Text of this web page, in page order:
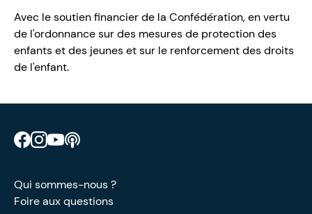
Avec le soutien financier de la Confédération, en vertu
de l'ordonnance sur des mesures de protection des
enfants et des jeunes et sur le renforcement des droits
de l'enfant.
Retrouve CIAO sur Facebook
Retrouve CIAO sur Instagram
Retrouve CIAO sur YouTube
Qui sommes-nous ?
Foire aux questions